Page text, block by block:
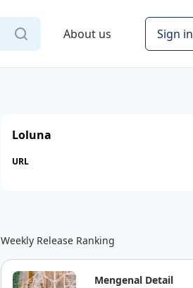
About us Sign in
Loluna
URL
Weekly Release Ranking
Mengenal Detail